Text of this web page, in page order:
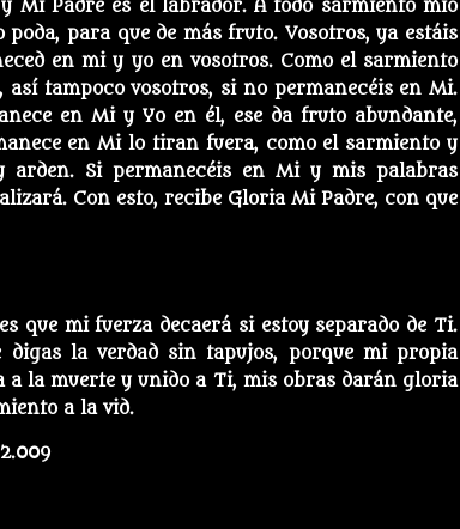
Mi Padre es el labrador. A todo sarmiento mío
para que de más fruto. Vosotros, ya estáis
en mi y yo en vosotros. Como el sarmiento
tampoco vosotros, si no permanecéis en Mi.
en Mi y Yo en él, ese da fruto abundante,
en Mi lo tiran fuera, como el sarmiento y
arden. Si permanecéis en Mi y mis palabras
Con esto, recibe Gloria Mi Padre, con que
que mi fuerza decaerá si estoy separado de Ti.
la verdad sin tapujos, porque mi propia
a la muerte y unido a Ti, mis obras darán gloria
a la vid.